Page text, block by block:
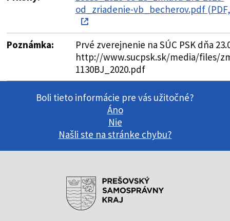
od_zriadenie-vb_becherov.pdf
Poznámka:
Prvé zverejnenie na SÚC PSK dňa
http://www.sucpsk.sk/media/files/
1130BJ_2020.pdf
Boli tieto informácie pre vás užitočné?
Áno
Nie
Našli ste na stránke chybu?